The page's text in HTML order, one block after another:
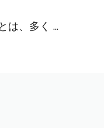
は、多く ...